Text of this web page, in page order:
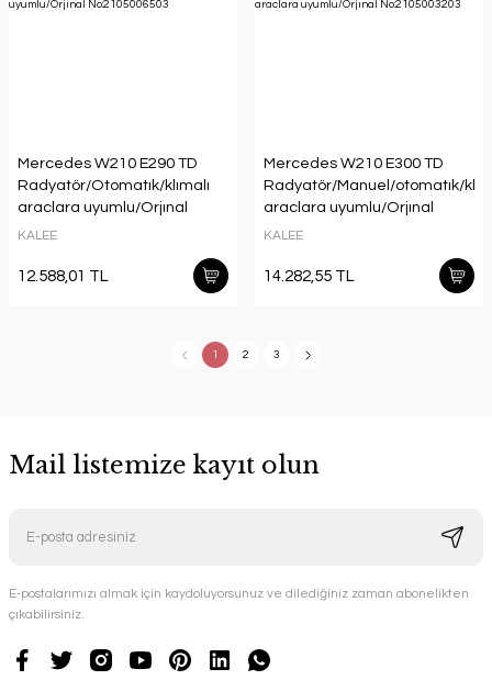
Mercedes W210 E290 TD
Radyatör/Otomatık/klımalı
araclara uyumlu/Orjınal
No:2105006503
KALEE
12.588,01 TL
Mercedes W210 E300 TD
Radyatör/Manuel/otomatık/
araclara uyumlu/Orjınal
No:2105003203
KALEE
14.282,55 TL
1 2 3
Mail listemize kayıt olun
E-postalarımızı almak için kaydoluyorsunuz ve dilediğiniz zaman abonelikten
çıkabilirsiniz.